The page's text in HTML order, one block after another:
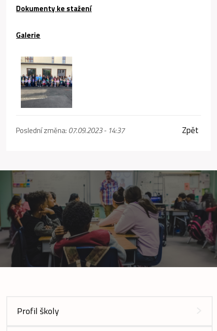
Dokumenty ke stažení
Galerie
Poslední změna: 07.09.2023 - 14:37 Zpět
Profil školy